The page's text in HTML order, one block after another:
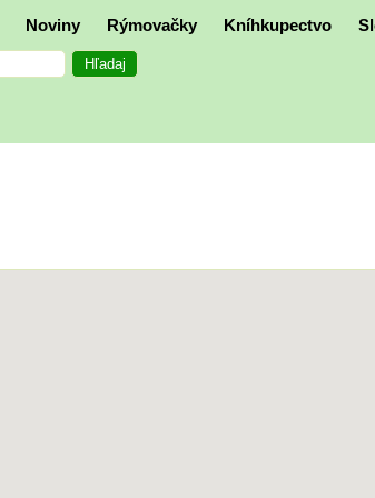
Noviny Rýmovačky Kníhkupectvo